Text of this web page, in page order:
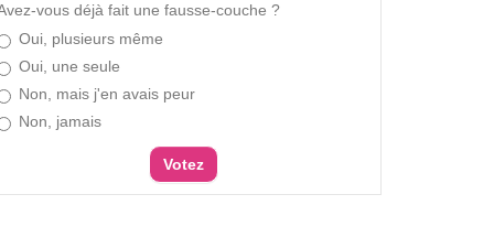
vous déjà fait une fausse-couche ?
Oui, plusieurs même
Oui, une seule
Non, mais j'en avais peur
Non, jamais